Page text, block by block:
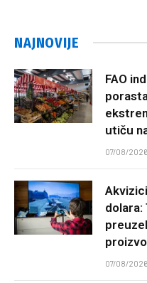
NAJNOVIJE
FAO
utiču
07/08/2026
dolara:
07/08/2026